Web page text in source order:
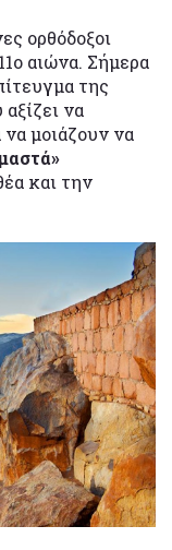
ορθόδοξοι
αιώνα. Σήμερα
της
να
μοιάζουν να
και την